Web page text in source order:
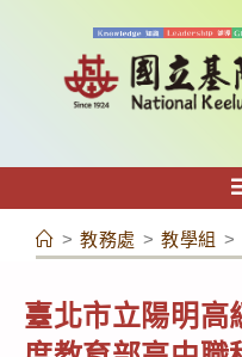
容
> 教務處 > 教學組 >
臺北市立陽明高